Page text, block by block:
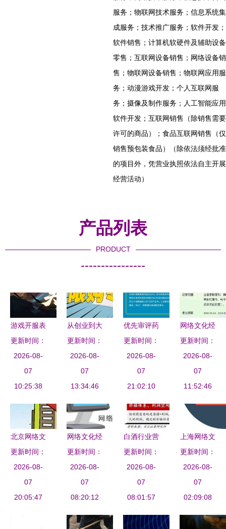
服务；物联网技术服务；信息系统集
成服务；技术推广服务；软件开发；
软件销售；计算机软硬件及辅助设备
零售；互联网设备销售；网络设备销
售；物联网设备销售；物联网应用服
务；动漫游戏开发；个人互联网服
务；摄像及制作服务；人工智能应用
软件开发；互联网销售（除销售需要
许可的商品）；食品互联网销售（仅
销售预包装食品）（除依法须经批准
的项目外，凭营业执照依法自主开展
经营活动）
产品列表
PRODUCT
----------------
游戏开服表
与赚钱项目
代理加盟的
现況與網絡
文化经营许
更新时间：
2026-08-
07
10:25:38
从创业到大
厂 95后产
品经理深度
拆解互联网
销售、市场
更新时间：
2026-08-
07
13:34:46
优先审评药
品盘点 国
产占比远低
于进口，22
个热销产品
更新时间：
2026-08-
07
21:02:10
网络文化经
营许可证对
河南广利文
化传媒发展
的助推力分
更新时间：
2026-08-
07
11:52:46
北京网络文
化经营许可
证 游戏类
办理流程材
料
更新时间：
2026-08-
07
20:05:47
网络文化经
营许可证办
理价格全面
解析 你需
要了解的方
更新时间：
2026-08-
07
08:20:12
白酒行业营
销模式解析
利剑出鞘，
谁与争锋？
更新时间：
2026-08-
07
08:01:57
上海网络文
化经营许可
证办理所需
资料及流程
指南
更新时间：
2026-08-
07
02:09:08